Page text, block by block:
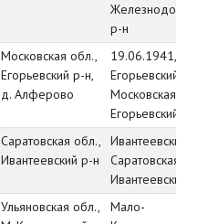
р-н
Московская обл.,
Егорьевский р-н,
д. Алферово
19.06.1941,
Егорьевский РВК,
Московская обл.,
Егорьевский р-н
Саратовская обл.,
Ивантеевский р-н
Ивантеевский
Саратовская
Ивантеевский р-н
Ульяновская обл.,
Мало-